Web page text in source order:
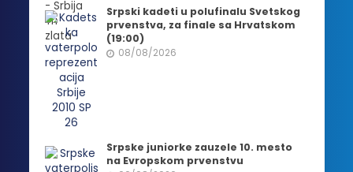
Srpski kadeti u polufinalu Svetskog
prvenstva, za finale sa Hrvatskom
(19:00)
08/08/2026
Srpske juniorke zauzele 10. mesto
na Evropskom prvenstvu